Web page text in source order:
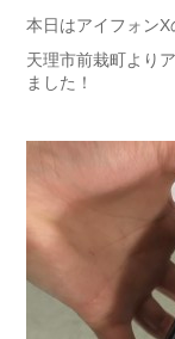
本日はアイフォン
天理市前栽町より
ました！